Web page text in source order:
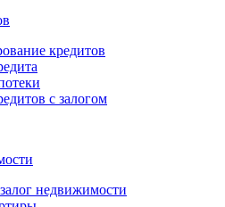
кредитов
с залогом
недвижимости